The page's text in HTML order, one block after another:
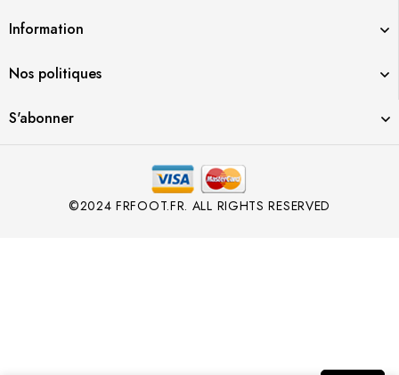
Information
Nos politiques
S'abonner
©2024 FRFOOT.FR. ALL RIGHTS RESERVED